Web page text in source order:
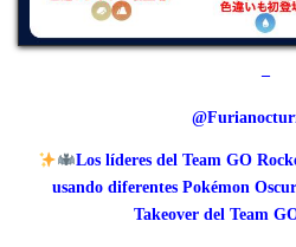
–
Los líderes del Team GO
usando diferentes Pokémon
Takeover del Team